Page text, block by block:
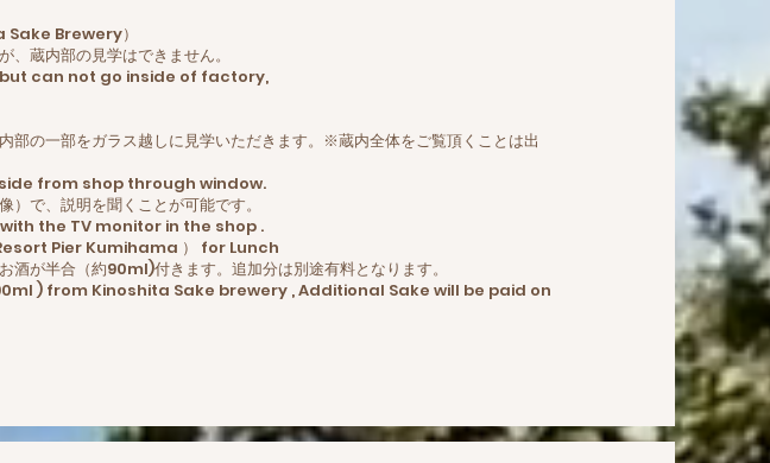
Sake Brewery）
、蔵内部の見学はできません。
can not go inside of factory,
部の一部をガラス越しに見学いただきます。※蔵内全体をご覧頂くことは出
from shop through window.
）で、説明を聞くことが可能です。
the TV monitor in the shop .
Resort Pier Kumihama ） for Lunch
酒が半合（約90ml)付きます。追加分は別途有料となります。
) from Kinoshita Sake brewery , Additional Sake will be paid on